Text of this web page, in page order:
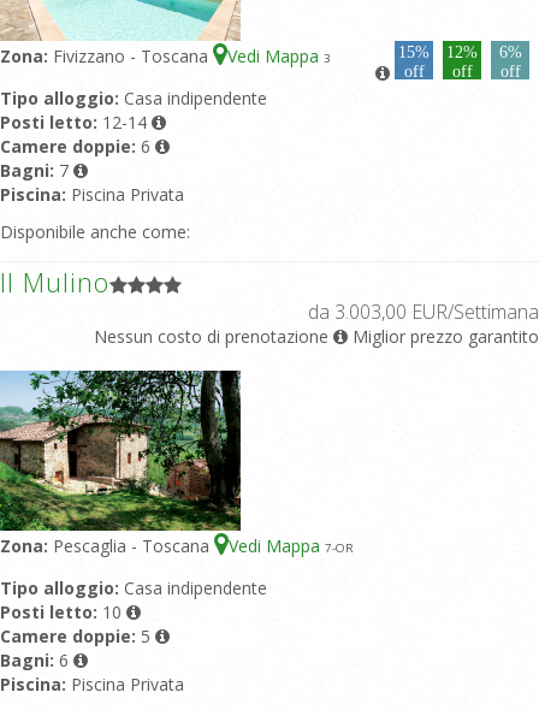
Zona: Fivizzano - Toscana Vedi Mappa 3
15%
off
12%
off
6%
off
Tipo alloggio: Casa indipendente
Posti letto: 12-14
Camere doppie: 6
Bagni: 7
Piscina: Piscina Privata
Disponibile anche come:
Il Mulino
da 3.003,00 EUR/Settimana
Nessun costo di prenotazione Miglior prezzo garantito
Zona: Pescaglia - Toscana Vedi Mappa 7-OR
Tipo alloggio: Casa indipendente
Posti letto: 10
Camere doppie: 5
Bagni: 6
Piscina: Piscina Privata